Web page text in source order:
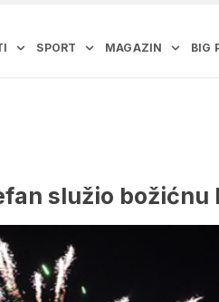
SPORT MAGAZIN BIG
služio